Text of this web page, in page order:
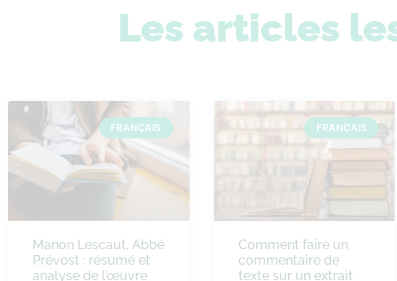
Les articles
FRANÇAIS
Manon Lescaut, Abbé
Prévost : résumé et
analyse de l’œuvre
FRANÇAIS
Comment faire un
commentaire de
texte sur un extrait